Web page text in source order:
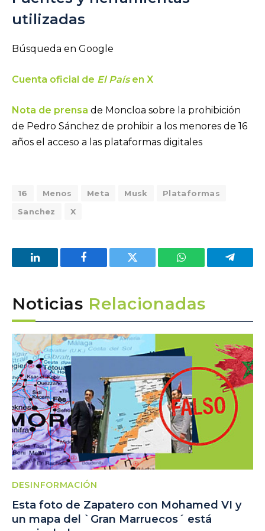
utilizadas
Búsqueda en Google
Cuenta oficial de El Paísen X
Nota de prensa de Moncloa sobre la prohibición
de Pedro Sánchez de prohibir a los menores de 16
años el acceso a las plataformas digitales
16 Menos Meta Musk
Plataformas
Sanchez
X
LinkedIn Facebook Twitter WhatsApp
Noticias Relacionadas
DESINFORMACIÓN
Esta foto de Zapatero con Mohamed VI y
un mapa del `Gran Marruecos´ está